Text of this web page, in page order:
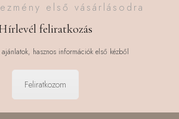
első vásárlásodra
feliratkozás
hasznos információk első kézből
Feliratkozom